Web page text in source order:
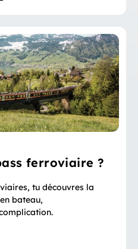
ferroviaire ?
tu découvres la
bateau,